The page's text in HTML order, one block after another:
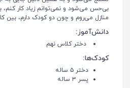
بی‌حس می‌شود و نمی‌توانم زیاد کار کنم،
منازل می‌روم و چون دو کودک دارم، بین
دانش‌آموز:
دختر کلاس نهم
کودک‌ها:
دختر ۵ ساله
پسر ۳ ساله